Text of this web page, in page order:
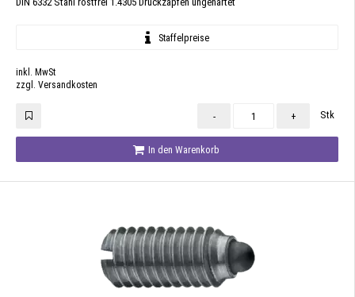
Staffelpreise
inkl. MwSt
zzgl. Versandkosten
- + Stk
In den Warenkorb